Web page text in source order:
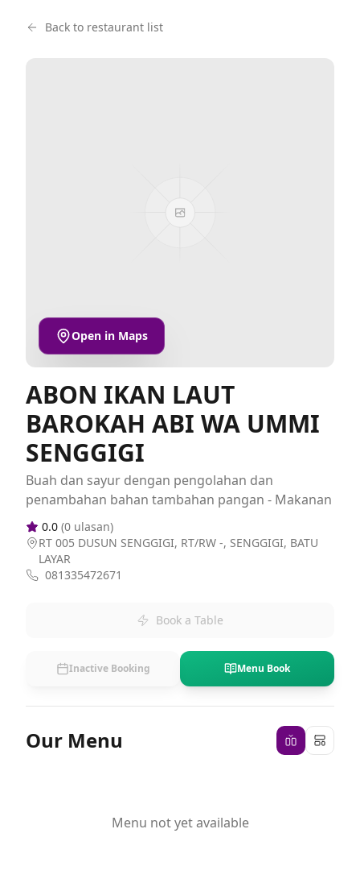
Back to restaurant list
Open in Maps
ABON IKAN LAUT
BAROKAH ABI WA UMMI
SENGGIGI
Buah dan sayur dengan pengolahan dan
penambahan bahan tambahan pangan - Makanan
0.0 (0 ulasan)
RT 005 DUSUN SENGGIGI, RT/RW -, SENGGIGI, BATU
LAYAR
081335472671
Book a Table
Inactive Booking Menu Book
Our Menu
Menu not yet available